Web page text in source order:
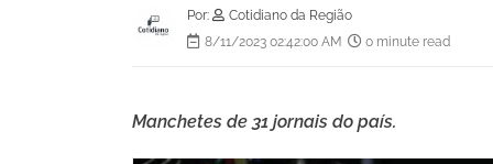
Por:
Cotidiano da Região
8/11/2023 02:42:00 AM
0 minute read
Manchetes de 31 jornais do país.